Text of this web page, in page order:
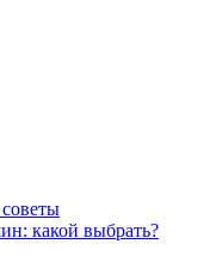
какой выбрать?